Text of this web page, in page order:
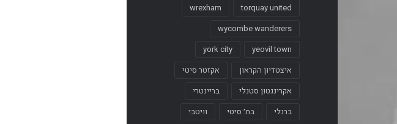
torquay united
wrexham
wycombe wanderers
yeovil town
york city
איצטדיון הקראון
אקזטר סיטי
אקרינגטון סטנלי
בריינטרי
ברנלי
בת׳ סיטי
וויטבי